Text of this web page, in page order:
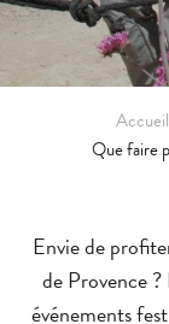
Accueil
Que faire
Envie de
de Provence ?
événements